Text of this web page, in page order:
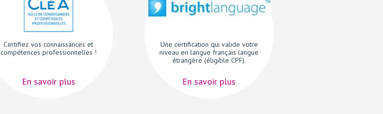
Certifiez vos connaissances et
compétences professionnelles !
En savoir plus
Une certification qui valide votre
niveau en langue français langue
étrangère (éligible CPF).
En savoir plus